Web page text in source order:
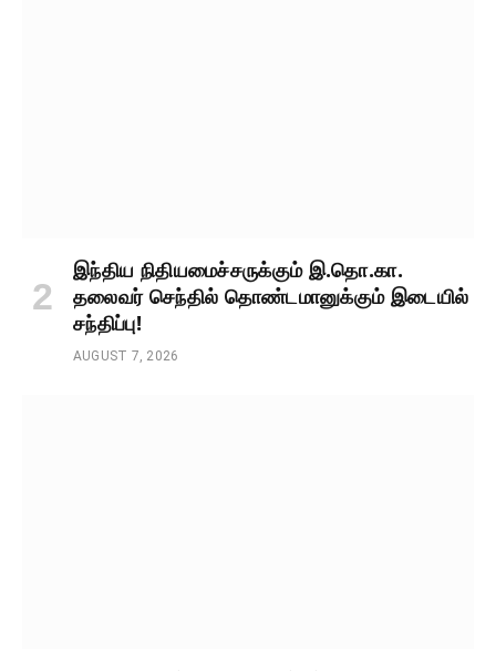
இந்திய நிதியமைச்சருக்கும் இ.தொ.கா.
தலைவர் செந்தில் தொண்டமானுக்கும் இடையில்
சந்திப்பு!
AUGUST 7, 2026